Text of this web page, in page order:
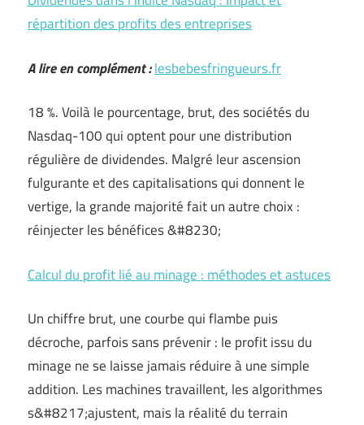
répartition des profits des entreprises
A lire en complément :lesbebesfringueurs.fr
18 %. Voilà le pourcentage, brut, des sociétés du
Nasdaq-100 qui optent pour une distribution
régulière de dividendes. Malgré leur ascension
fulgurante et des capitalisations qui donnent le
vertige, la grande majorité fait un autre choix :
réinjecter les bénéfices &#8230;
Calcul du profit lié au minage : méthodes et astuces
Un chiffre brut, une courbe qui flambe puis
décroche, parfois sans prévenir : le profit issu du
minage ne se laisse jamais réduire à une simple
addition. Les machines travaillent, les algorithmes
s&#8217;ajustent, mais la réalité du terrain